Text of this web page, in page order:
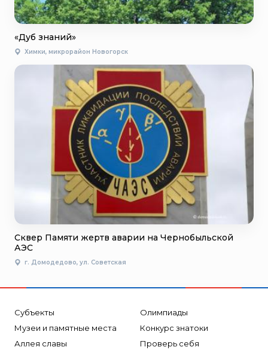
«Дуб знаний»
Химки, микрорайон Новогорск
Сквер Памяти жертв аварии на Чернобыльской
АЭС
г. Домодедово, ул. Советская
Субъекты
Музеи и памятные места
Аллея славы
Олимпиады
Конкурс знатоки
Проверь себя